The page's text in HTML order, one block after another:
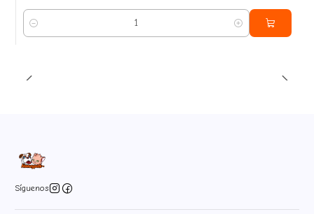
Cantidad
Síguenos